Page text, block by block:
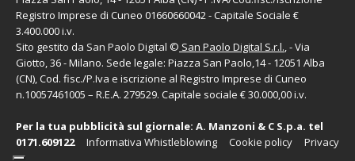
Registro Imprese di Cuneo 01660660042 - Capitale Sociale €
3.400.000 i.v.
Sito gestito da San Paolo Digital © San Paolo Digital S.r.l., - Via
Giotto, 36 - Milano. Sede legale: Piazza San Paolo,14 - 12051 Alba
(CN), Cod. fisc./P.Iva e iscrizione al Registro Imprese di Cuneo
n.10057461005 – R.E.A. 279529. Capitale sociale € 30.000,00 i.v.
Per la tua pubblicità sul giornale: A. Manzoni & C S.p.a. tel
0171.609122
Privacy
Cookie policy
Informativa Whistleblowing